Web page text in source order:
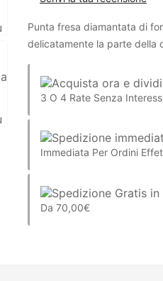
Punta fresa diamantata di
delicatamente la parte della
3 O 4 Rate Senza
Immediata Per Ordini
Da 70,00€